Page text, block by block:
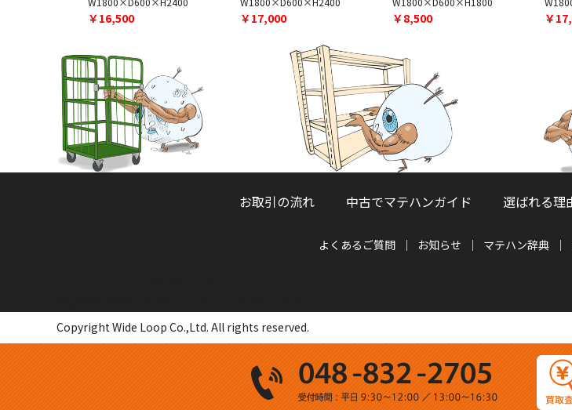
￥16,500 ￥17,000 ￥8,500 ￥
お取引の流れ 中古でマテハンガイド 選ばれる理
よくあるご質問 お知らせ マテハン辞典
Copyright Wide Loop Co.,Ltd. All rights reserved.